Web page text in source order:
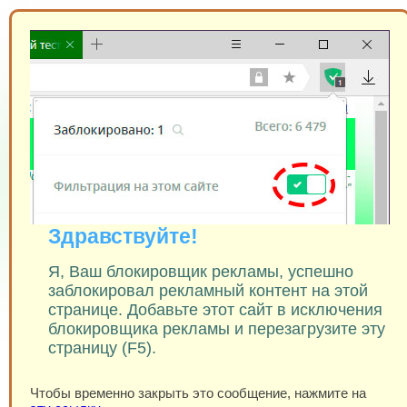
Здравствуйте!
Я, Ваш блокировщик рекламы, успешно
заблокировал рекламный контент на этой
странице. Добавьте этот сайт в исключения
блокировщика рекламы и перезагрузите эту
страницу (F5).
Чтобы временно закрыть это сообщение, нажмите на